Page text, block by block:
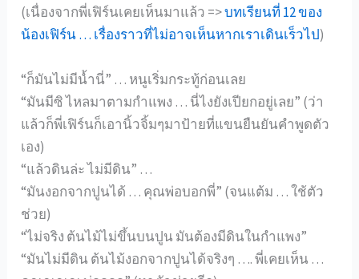
(เนื่องจากพี่เฟิร์นเคยเห็นมาแล้ว =>บทเรียนที่ 12 ของ
น้องเฟิร์น … เรื่องราวที่ไม่อาจเห็นหากเราเดินเร็วไป)
“ก็มันไม่มีน้ำนี่” … หนูเริ่มกระทู้ก่อนเลย
“มันมีซิ ไหลมาตามกำแพง … นี่ไงยังเปียกอยู่เลย” (ว่า
แล้วก็พี่เฟิร์นก็เอานิ้วจิ้มๆมาป้ายที่แขนยืนยันคำพูดตัว
เอง)
“แล้วดินล่ะ ไม่มีดิน” …
“มันงอกจากปูนได้ … คุณพ่อบอกพี่” (จนแต้ม … ใช้ตัว
ช่วย)
“ไม่จริง ต้นไม้ไม่ขึ้นบนปูน มันต้องมีดินในกำแพง”
“มันไม่มีดิน ต้นไม้งอกจากปูนได้จริงๆ …. พี่เคยเห็น …